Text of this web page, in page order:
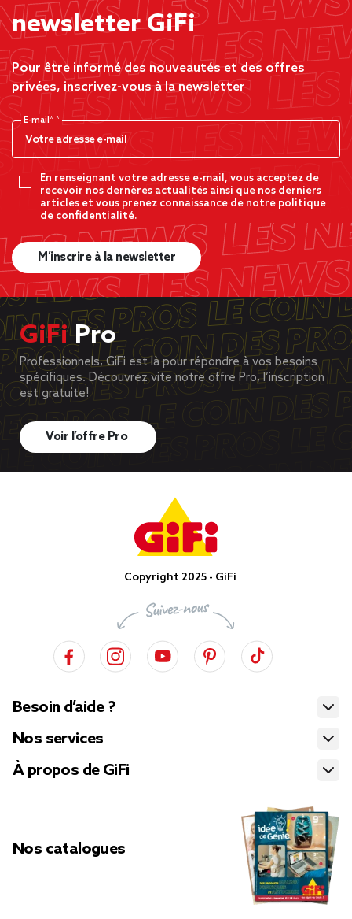
newsletter GiFi
Pour être informé des nouveautés et des offres
privées, inscrivez-vous à la newsletter
E-mail*
En renseignant votre adresse e-mail, vous acceptez de
recevoir nos dernères actualités ainsi que nos derniers
articles et vous prenez connaissance de notre politique
de confidentialité.
M’inscrire à la newsletter
GiFiPro
Professionnels, GiFi est là pour répondre à vos besoins
spécifiques. Découvrez vite notre offre Pro, l’inscription
est gratuite!
Voir l’offre Pro
Copyright 2025 - GiFi
Besoin d’aide ?
Nos services
À propos de GiFi
Nos catalogues